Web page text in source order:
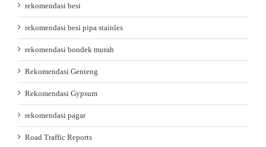
rekomendasi besi
rekomendasi besi pipa stainles
rekomendasi bondek murah
Rekomendasi Genteng
Rekomendasi Gypsum
rekomendasi pagar
Road Traffic Reports